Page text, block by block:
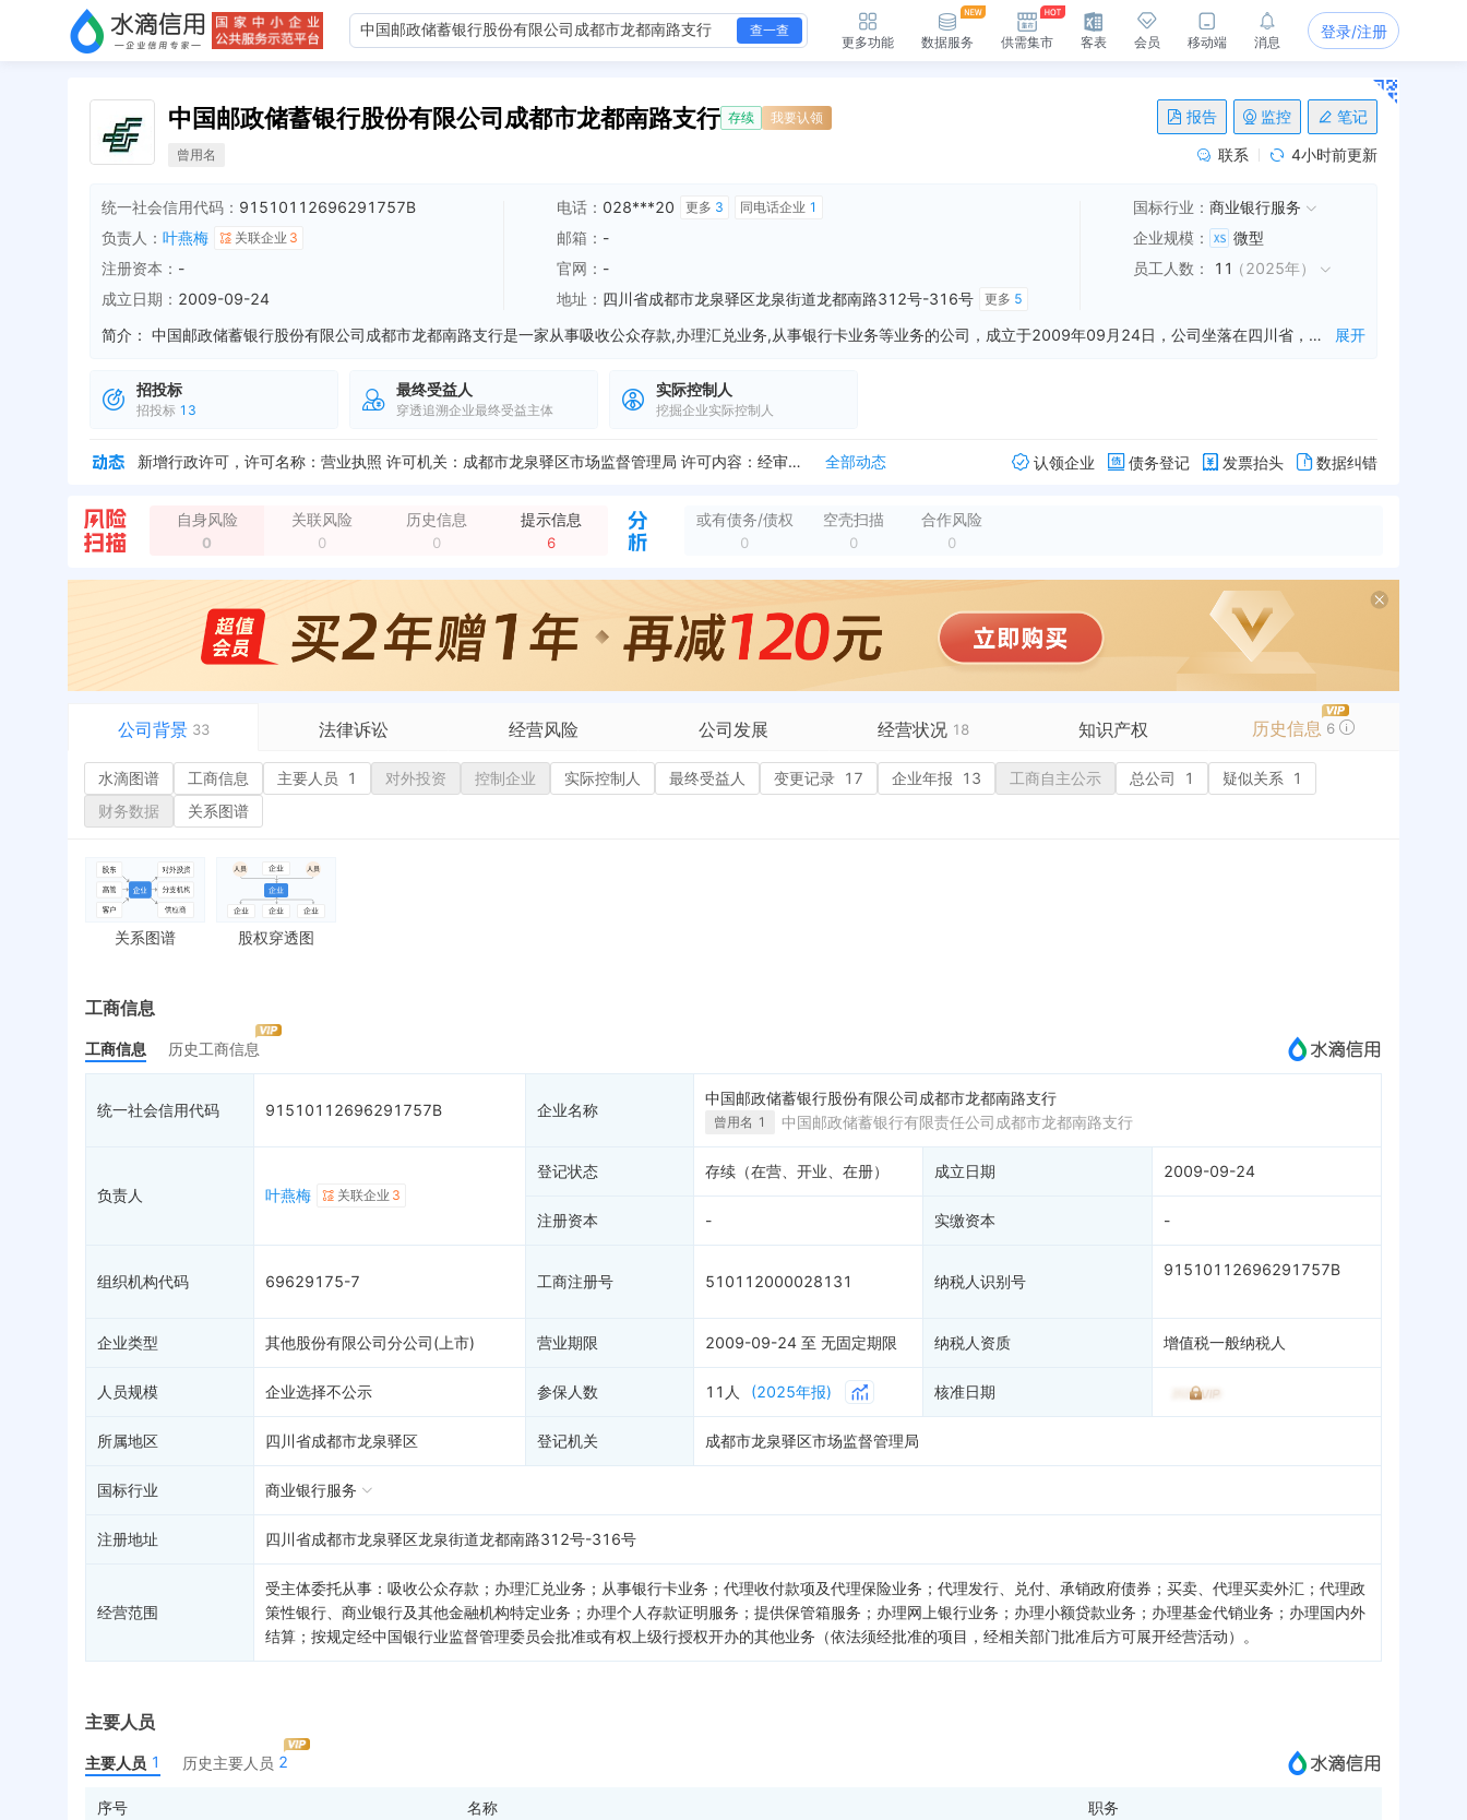
查一查
更多功能 数据服务 供需集市 客表 会员 移动端 消息
登录/注册
中国邮政储蓄银行股份有限公司成都市龙都南路支行 存续 我要认领 报告 监控 笔记
曾用名 联系 4小时前更新
统一社会信用代码： 91510112696291757B
负责人： 叶燕梅 关联企业 3
注册资本： -
成立日期： 2009-09-24
电话： 028***20 更多 3 同电话企业 1
邮箱： -
官网： -
地址： 四川省成都市龙泉驿区龙泉街道龙都南路312号-316号 更多 5
国标行业： 商业银行服务
企业规模 ：
微型
员工人数 ： 11 （2025年）
简介： 中国邮政储蓄银行股份有限公司成都市龙都南路支行是一家从事吸收公众存款,办理汇兑业务,从事银行卡业务等业务的公司，成立于2009年09月24日，公司坐落在四川省，详细地址为：四川省成都市龙泉驿区龙泉街道龙都南路312号-316号;经国家企业信用信息公示系统查询得知，中国邮政储蓄银行股份有限公司成都市龙都南路支行的信用代码/税号为91510112696291757B，企业的经营范围为:受主体委托从事：吸收公众存款；办理汇兑业务；从事银行卡业务；代理收付款项及代理保险业务；代理发行、兑付、承销政府债券；买卖、代理买卖外汇；代理政策性银行、商业银行及其他金融机构特定业务；办理个人存款证明服务；提供保管箱服务；办理网上银行业务；办理小额贷款业务；办理基金代销业务；办理国内外结算；按规定经中国银行业监督管理委员会批准或有权上级行授权开办的其他业务（依法须经批准的项目，经相关部门批准后方可展开经营活动）。 展开
招投标
招投标 13
最终受益人
穿透追溯企业最终受益主体
实际控制人
挖掘企业实际控制人
新增行政许可，许可名称：营业执照 许可机关：成都市龙泉驿区市场监督管理局 许可内容：经审查，提交的设立/开业登记申请，申请材料齐全，符合法定形式，我局决定...
全部动态
全部动态
负责人变更，从 "戴文君" 变更为 "徐细芳"
全部动态
负责人变更，从 "黄婷婷" 变更为 "戴文君" 全部动态
负责人变更，从 "程霞" 变更为 "黄婷婷"
企业地址变更，变更前：四川省成都市龙泉驿区龙泉街道办事处龙平路383号阳光香榭 变更后：四川省成都市龙泉驿区龙泉街道龙都南路312号-316号
全部动态
企业类型变更，变更前：股份有限公司分公司(上市、国有控股) 变更后：其他股份有限公司分公司(上市)
全部动态
认领企业 债务登记 发票抬头 数据纠错
自身风险
0
关联风险
0
历史信息
0
提示信息
6
或有债务/债权
0
空壳扫描
0
合作风险
0
公司背景 33 法律诉讼 经营风险 公司发展 经营状况 18 知识产权 历史信息 6
水滴图谱
工商信息
对外投资
控制企业
实际控制人
最终受益人
企业年报
总公司 1
财务数据
司法案件
法院公告
裁判文书
送达公告
被执行人
终本案件
司法协助
破产重整
或有债务债权
清算信息
融资历史
招投标 13
信用评价
进出口信用
债券信息
地块公示
商标信息
成为vip查看
水滴图谱 工商信息 主要人员 1 对外投资 控制企业 实际控制人 最终受益人 变更记录 17 企业年报 13 工商自主公示 总公司 1 疑似关系
1
财务数据
关系图谱
关系图谱 股权穿透图
工商信息
工商信息 历史工商信息
统一社会信用代码 91510112696291757B 企业名称
中国邮政储蓄银行股份有限公司成都市龙都南路支行
曾用名 1 中国邮政储蓄银行有限责任公司成都市龙都南路支行
负责人 叶燕梅 关联企业 3
登记状态 存续（在营、开业、在册） 成立日期 2009-09-24
注册资本 - 实缴资本 -
组织机构代码 69629175-7 工商注册号 510112000028131 纳税人识别号
91510112696291757B
企业类型 其他股份有限公司分公司(上市) 营业期限 2009-09-24 至 无固定期限 纳税人资质 增值税一般纳税人
人员规模 企业选择不公示 参保人数 11人 (2025年报) 核准日期
所属地区 四川省成都市龙泉驿区 登记机关 成都市龙泉驿区市场监督管理局
国标行业 商业银行服务
注册地址 四川省成都市龙泉驿区龙泉街道龙都南路312号-316号
经营范围
受主体委托从事：吸收公众存款；办理汇兑业务；从事银行卡业务；代理收付款项及代理保险业务；代理发行、兑付、承销政府债券；买卖、代理买卖外汇；代理政
策性银行、商业银行及其他金融机构特定业务；办理个人存款证明服务；提供保管箱服务；办理网上银行业务；办理小额贷款业务；办理基金代销业务；办理国内外
结算；按规定经中国银行业监督管理委员会批准或有权上级行授权开办的其他业务（依法须经批准的项目，经相关部门批准后方可展开经营活动）。
主要人员
主要人员 1 历史主要人员 2
序号 名称 职务